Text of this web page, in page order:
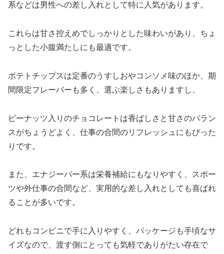
系などは男性への差し入れとして特に人気があります。
これらは甘さ控えめでしっかりとした味わいがあり、ちょ
っとした小腹満たしにも最適です。
ポテトチップスは定番のうすしおやコンソメ味のほか、期
間限定フレーバーも多く、選ぶ楽しさもありますし、
ピーナッツ入りのチョコレートは香ばしさと甘さのバラン
スがちょうどよく、仕事の合間のリフレッシュにもぴった
りです。
また、エナジーバー系は栄養補給にもなりやすく、スポー
ツや外仕事の合間など、実用的な差し入れとしても喜ばれ
ることが多いです。
どれもコンビニで手に入りやすく、パッケージも手頃なサ
イズなので、渡す側にとっても気軽でありがたい存在で